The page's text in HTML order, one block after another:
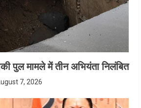
पुल मामले में तीन अभियंता निलंबित
7, 2026